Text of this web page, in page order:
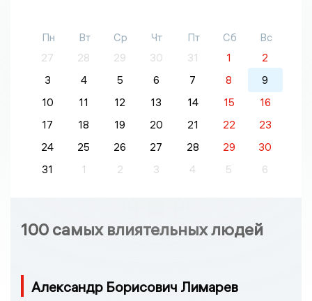
Пн Вт Ср Чт Пт Сб
Вс
27
28 29 30 31 1
2
3
4 5 6 7 8
9
10
11 12 13 14 15
16
17
18 19 20 21 22
23
24
25 26 27 28 29
30
31
1 2 3 4 5 6
100 самых влиятельных людей
Александр Борисович Лимарев